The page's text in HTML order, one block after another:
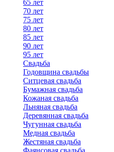
65 лет
70 лет
75 лет
80 лет
85 лет
90 лет
95 лет
Свадьба
Годовщина свадьбы
Ситцевая свадьба
Бумажная свадьба
Кожаная свадьба
Льняная свадьба
Деревянная свадьба
Чугунная свадьба
Медная свадьба
Жестяная свадьба
Фаянсовая свадьба